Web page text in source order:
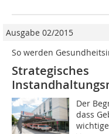
Ausgabe 02/2015
So werden
Strategisches
Der
dass